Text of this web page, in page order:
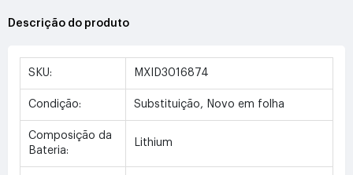
Descrição do produto
SKU: MXID3016874
Condição: Substituição, Novo em folha
Composição da
Bateria:
Lithium